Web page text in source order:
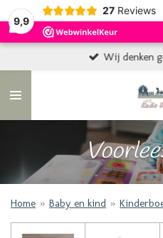
9,9
27 Reviews
Wij denken
Home » Baby en kind »